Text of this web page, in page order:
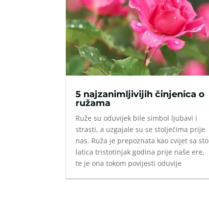
5 najzanimljivijih činjenica o
ružama
Ruže su oduvijek bile simbol ljubavi i
strasti, a uzgajale su se stoljećima prije
nas. Ruža je prepoznata kao cvijet sa sto
latica tristotinjak godina prije naše ere,
te je ona tokom povijesti oduvije